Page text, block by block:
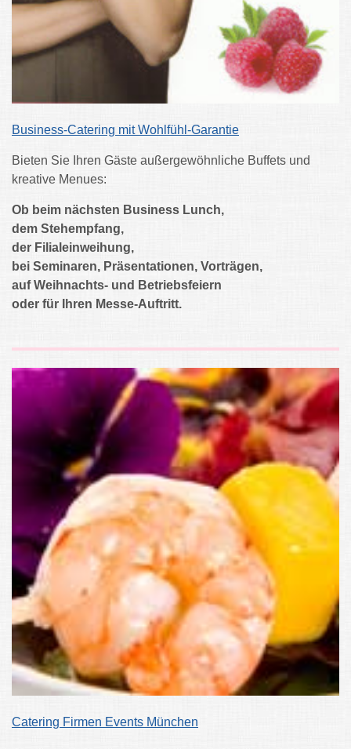
Business-Catering mit Wohlfühl-Garantie
Bieten Sie Ihren Gäste außergewöhnliche Buffets und
kreative Menues:
Ob beim nächsten Business Lunch,
dem Stehempfang,
der Filialeinweihung,
bei Seminaren, Präsentationen, Vorträgen,
auf Weihnachts- und Betriebsfeiern
oder für Ihren Messe-Auftritt.
Catering Firmen Events München